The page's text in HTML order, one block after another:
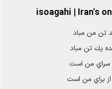
isoagahi | Iran's
تن من مباد
يك تن مباد
سراي من است
براي من است